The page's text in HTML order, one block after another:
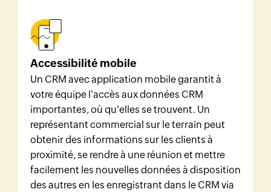
Accessibilité mobile
Un CRM avec application mobile garantit à
votre équipe l'accès aux données CRM
importantes, où qu'elles se trouvent. Un
représentant commercial sur le terrain peut
obtenir des informations sur les clients à
proximité, se rendre à une réunion et mettre
facilement les nouvelles données à disposition
des autres en les enregistrant dans le CRM via